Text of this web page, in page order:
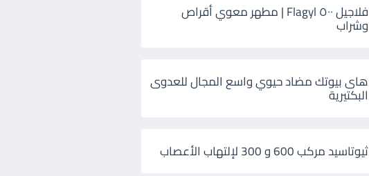
فلاجيل ٥٠٠ Flagyl | مطهر معوي أقراص
وشراب
هاى بيوتك مضاد حيوي واسع المجال للعدوى
البكتيرية
ثيوتاسيد مركب 600 و 300 لإلتهاب الأعصاب